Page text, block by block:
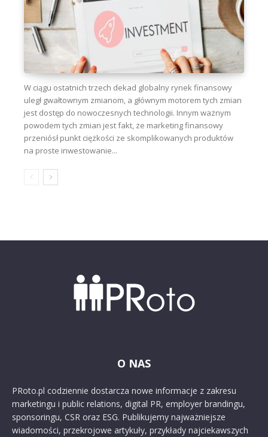
W ciągu ostatnich trzech dekad globalny rynek finansowy
uległ gwałtownym zmianom, a głównym motorem tych zmian
jest dostęp do nowoczesnych technologii. Innym ważnym
powodem tych zmian jest fakt, że marketing finansowy
przeniósł punkt ciężkości ze skomplikowanych produktów
na proste inwestowanie...
O NAS
PRoto.pl codziennie dostarcza nowe informacje z zakresu
marketingu i public relations, digital PR, employer brandingu,
sponsoringu, CSR oraz ESG. Publikujemy najważniejsze
wiadomości, przekrojowe artykuły, przykłady najciekawszych